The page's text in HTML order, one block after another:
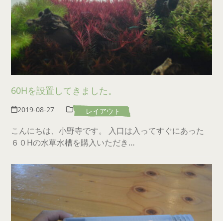
60Hを設置してきました。
2019-08-27 レイアウト
こんにちは、小野寺です。 入口は入ってすぐにあった
６０Hの水草水槽を購入いただき…